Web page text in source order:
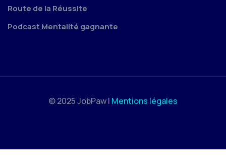
Route de la Réussite
Podcast Mentalité gagnante
© 2025 JobPaw | Mentions légales